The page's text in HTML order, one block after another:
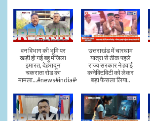
वन विभाग की भूमि पर
खड़ी हो गई बहु मंजिला
इमारत, देहरादून
चकराता रोड का
मामला...#news#india#video
उत्तराखंड में चारधाम
यात्रा से ठीक पहले
राज्य सरकार ने हवाई
कनेक्टिविटी को लेकर
बड़ा फैसला लिया..